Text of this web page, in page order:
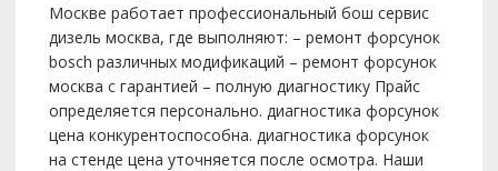
Москве работает профессиональный бош сервис
дизель москва, где выполняют: – ремонт форсунок
bosch различных модификаций – ремонт форсунок
москва с гарантией – полную диагностику Прайс
определяется персонально. диагностика форсунок
цена конкурентоспособна. диагностика форсунок
на стенде цена уточняется после осмотра. Наши